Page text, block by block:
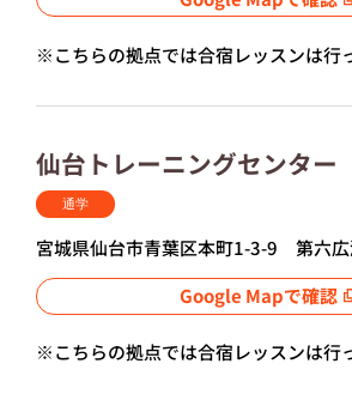
※こちらの拠点では合宿レッスンは行
仙台トレーニングセンター
通学
宮城県仙台市青葉区本町1-3-9 第六
Google Mapで確認
※こちらの拠点では合宿レッスンは行